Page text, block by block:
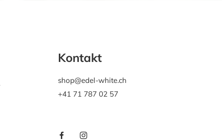
Kontakt
shop@edel-white.ch
+41 71 787 02 57